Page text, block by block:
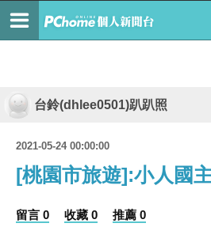
台鈴(dhlee0501)趴趴照
2021-05-24 00:00:00
[桃園市旅遊]:小人國
留言 0 收藏 0 推薦 0